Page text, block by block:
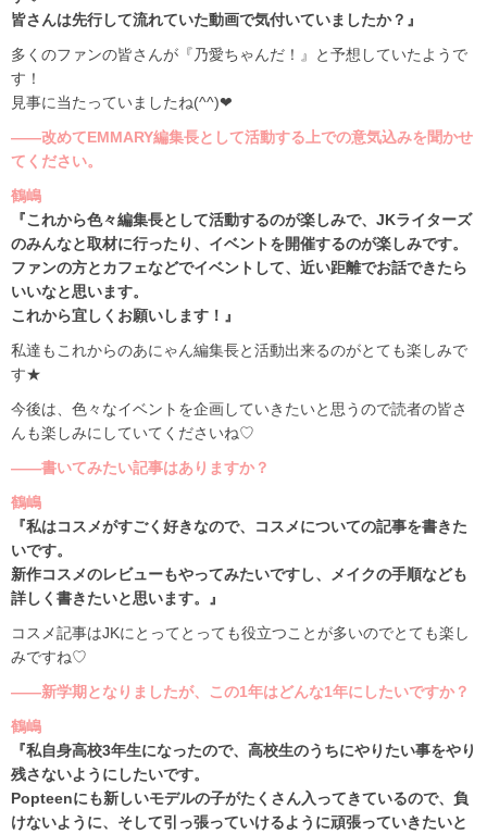
皆さんは先行して流れていた動画で気付いていましたか？』
多くのファンの皆さんが『乃愛ちゃんだ！』と予想していたようで
す！
見事に当たっていましたね(^^)❤︎
――改めてEMMARY編集長として活動する上での意気込みを聞かせ
てください。
鶴嶋
『これから色々編集長として活動するのが楽しみで、JKライターズ
のみんなと取材に行ったり、イベントを開催するのが楽しみです。
ファンの方とカフェなどでイベントして、近い距離でお話できたら
いいなと思います。
これから宜しくお願いします！』
私達もこれからのあにゃん編集長と活動出来るのがとても楽しみで
す★
今後は、色々なイベントを企画していきたいと思うので読者の皆さ
んも楽しみにしていてくださいね♡
――書いてみたい記事はありますか？
鶴嶋
『私はコスメがすごく好きなので、コスメについての記事を書きた
いです。
新作コスメのレビューもやってみたいですし、メイクの手順なども
詳しく書きたいと思います。』
コスメ記事はJKにとってとっても役立つことが多いのでとても楽し
みですね♡
――新学期となりましたが、この1年はどんな1年にしたいですか？
鶴嶋
『私自身高校3年生になったので、高校生のうちにやりたい事をやり
残さないようにしたいです。
Popteenにも新しいモデルの子がたくさん入ってきているので、負
けないように、そして引っ張っていけるように頑張っていきたいと